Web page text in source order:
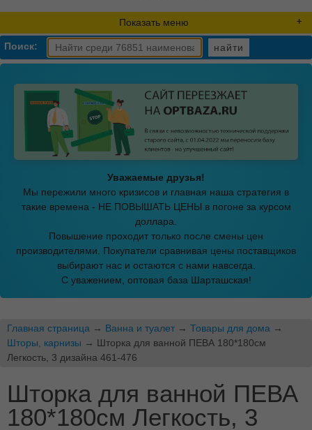
Показать меню
Поиск: найти
Уважаемые друзья!
Мы пережили много кризисов и главная наша стратегия в
такие времена - НЕ ПОВЫШАТЬ ЦЕНЫ в погоне за курсом
доллара.
Повышение проходит только после смены цен
производителями. Покупатели сравнивая цены поставщиков
выбирают нас и остаются с нами навсегда.
С уважением, оптовая база Шарташская!
Главная страница → Ванна и туалет → Товары для дома →
Шторы, карнизы → Шторка для ванной ПЕВА 180*180см
Легкость, 3 дизайна 461-476
Шторка для ванной ПЕВА
180*180см Легкость, 3